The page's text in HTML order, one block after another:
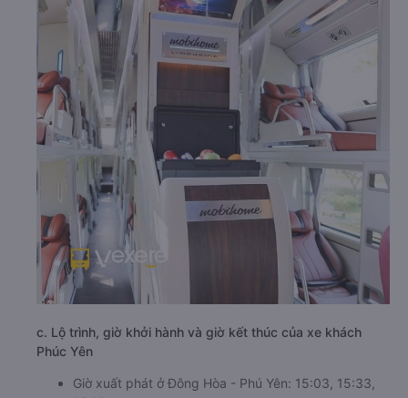
c. Lộ trình, giờ khởi hành và giờ kết thúc của xe khách
Phúc Yên
Giờ xuất phát ở Đông Hòa - Phú Yên: 15:03, 15:33,